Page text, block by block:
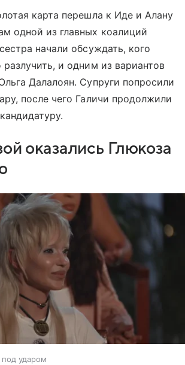
карта перешла к Иде и Алану
одной из главных коалиций
начали обсуждать, кого
разлучить, и одним из вариантов
Далалоян. Супруги попросили
после чего Галичи продолжили
оказались Глюкоза
под ударом